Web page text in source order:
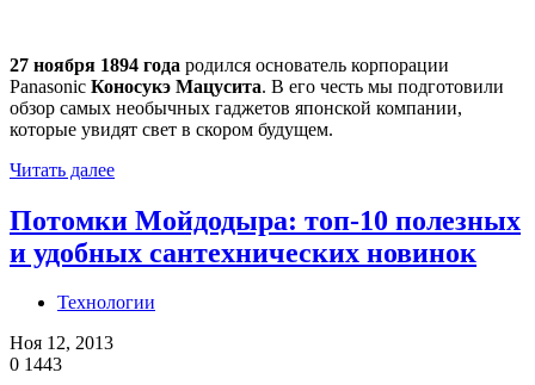
27 ноября 1894 года родился основатель корпорации
Panasonic Коносукэ Мацусита. В его честь мы подготовили
обзор самых необычных гаджетов японской компании,
которые увидят свет в скором будущем.
Читать далее
Потомки Мойдодыра: топ-10 полезных
и удобных сантехнических новинок
Технологии
Ноя 12, 2013
0 1443